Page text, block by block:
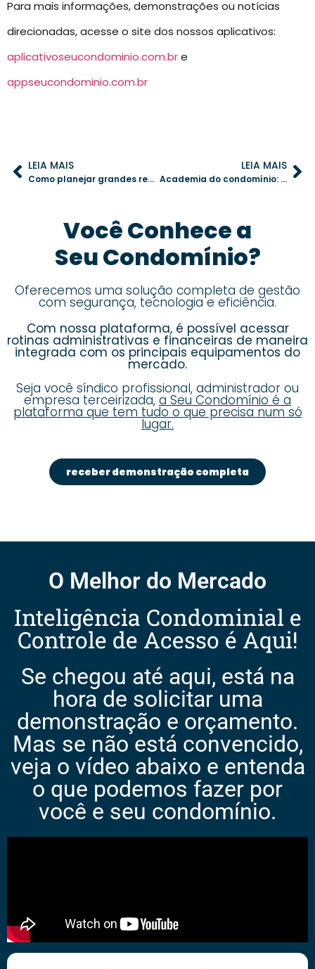
Para mais informações, demonstrações ou notícias
direcionadas, acesse o site dos nossos aplicativos:
aplicativoseucondominio.com.bre
appseucondominio.com.br
LEIA MAIS
Como planejar grandes reformas no condomínio sem comprometer o orçamento
LEIA MAIS
Academia do condomínio: regras fundamentais para evitar conflitos entre moradores
Você Conhece a
Seu Condomínio?
Oferecemos uma solução completa de gestão
com segurança, tecnologia e eficiência.
Com nossa plataforma, é possível acessar
rotinas administrativas e financeiras de maneira
integrada com os principais equipamentos do
mercado.
Seja você síndico profissional, administrador ou
empresa terceirizada, a Seu Condomínio é a
plataforma que tem tudo o que precisa num só
lugar.
receber demonstração completa
O Melhor do Mercado
Inteligência Condominial e
Controle de Acesso é Aqui!
Se chegou até aqui, está na
hora de solicitar uma
demonstração e orçamento.
Mas se não está convencido,
veja o vídeo abaixo e entenda
o que podemos fazer por
você e seu condomínio.